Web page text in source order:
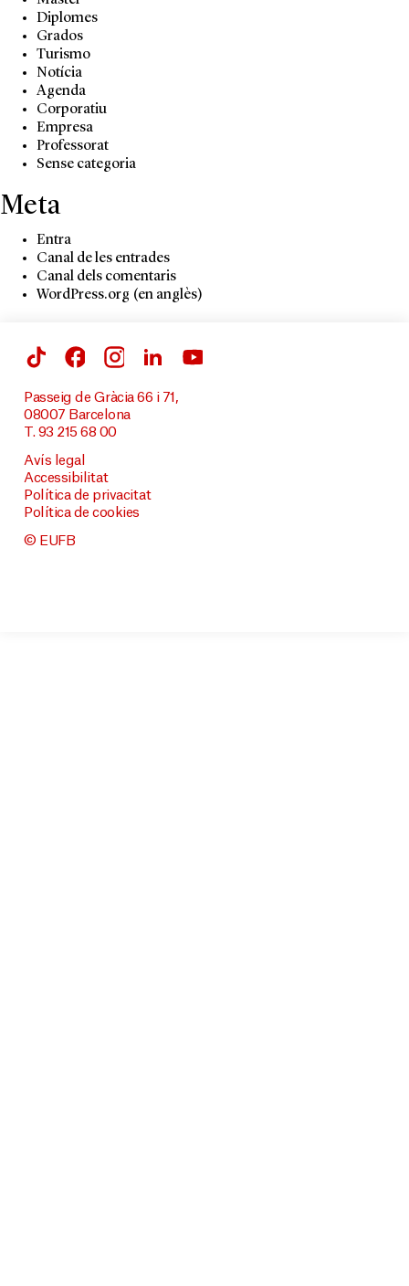
Diplomes
Grados
Turismo
Notícia
Agenda
Corporatiu
Empresa
Professorat
Sense categoria
Meta
Entra
Canal de les entrades
Canal dels comentaris
WordPress.org (en anglès)
Passeig de Gràcia 66 i 71,
08007 Barcelona
T. 93 215 68 00
Avís legal
Accessibilitat
Política de privacitat
Política de cookies
© EUFB